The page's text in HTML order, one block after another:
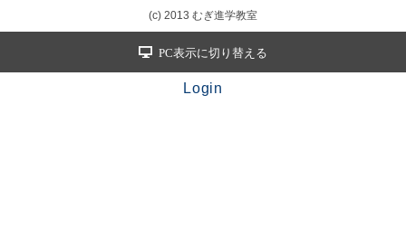
(c) 2013 むぎ進学教室
PC表示に切り替える
Login